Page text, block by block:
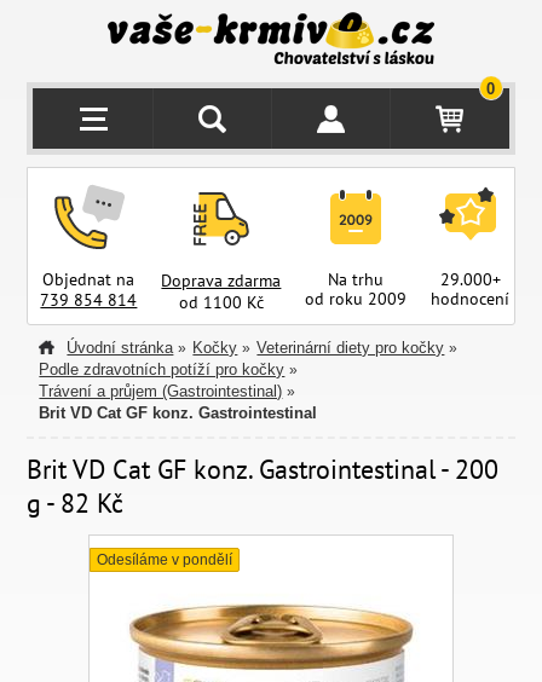
0
Objednat na
739 854 814
Doprava zdarma
od 1100 Kč
Na trhu
od roku 2009
29.000+
hodnocení
Úvodní stránka » Kočky » Veterinární diety pro kočky »
Podle zdravotních potíží pro kočky »
Trávení a průjem (Gastrointestinal) »
Brit VD Cat GF konz. Gastrointestinal
Brit VD Cat GF konz. Gastrointestinal - 200
g - 82 Kč
Odesíláme v pondělí